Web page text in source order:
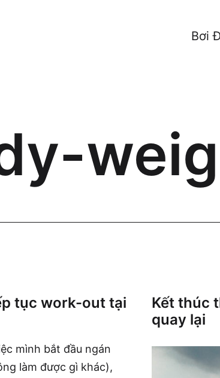
Bơi
tục work-out tại
mình bắt đầu ngán
làm được gì khác),
Kết thúc
quay lại